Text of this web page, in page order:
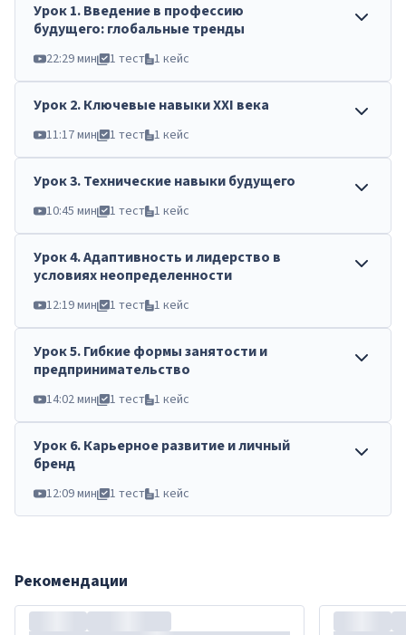
Урок1.Введение в профессию
будущего: глобальные тренды
22:29 мин 1 тест 1 кейс
Урок2.Ключевые навыки XXI века
11:17 мин 1 тест 1 кейс
Урок3.Технические навыки будущего
10:45 мин 1 тест 1 кейс
Урок4.Адаптивность и лидерство в
условиях неопределенности
12:19 мин 1 тест 1 кейс
Урок5.Гибкие формы занятости и
предпринимательство
14:02 мин 1 тест 1 кейс
Урок6.Карьерное развитие и личный
бренд
12:09 мин 1 тест 1 кейс
Рекомендации